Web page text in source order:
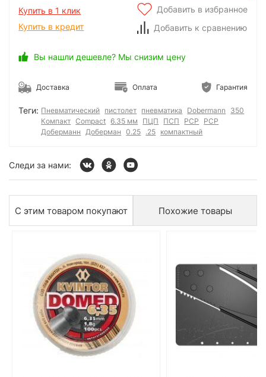
Купить в 1 клик
Купить в кредит
Добавить в избранное
Добавить к сравнению
Вы нашли дешевле? Мы снизим цену
Доставка Оплата Гарантия
Теги: Пневматический пистолет пневматика Dobermann
350
Компакт Compact 6.35 мм ПЦП ПСП РСР
PCP
Доберманн
Доберман 0.25 .25 компактный
Следи за нами:
С этим товаром покупают Похожие товары